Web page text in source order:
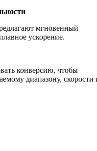
мгновенный
ускорение.
конверсию, чтобы
диапазону, скорости